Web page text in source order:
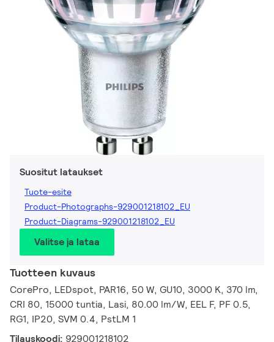
Suositut lataukset
Tuote-esite
Product-Photographs-929001218102_EU
Product-Diagrams-929001218102_EU
Valitse ja lataa
Tuotteen kuvaus
CorePro, LEDspot, PAR16, 50 W, GU10, 3000 K, 370 lm,
CRI 80, 15000 tuntia, Lasi, 80.00 lm/W, EEL F, PF 0.5,
RG1, IP20, SVM 0.4, PstLM 1
Tilauskoodi: 929001218102